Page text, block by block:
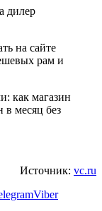
дилер
на сайте
рам и
как магазин
в месяц без
Источник: vc.ru
Viber